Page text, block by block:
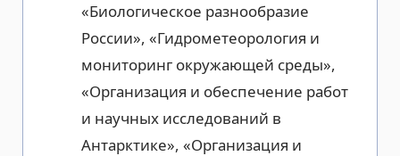
«Биологическое разнообразие
России», «Гидрометеорология и
мониторинг окружающей среды»,
«Организация и обеспечение работ
и научных исследований в
Антарктике», «Организация и